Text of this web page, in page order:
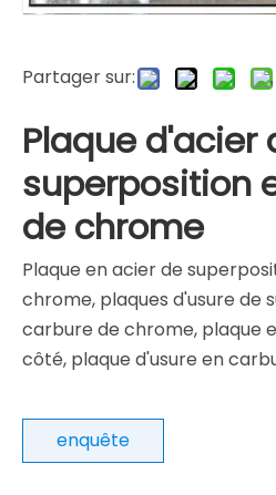
Partager sur:
Plaque d'acier
superposition
de chrome
Plaque en acier de
chrome, plaques d'usure de
carbure de chrome, plaque
côté, plaque d'usure en
enquête